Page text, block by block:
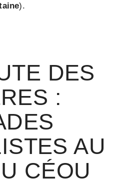
).
DES
:
AU
CÉOU